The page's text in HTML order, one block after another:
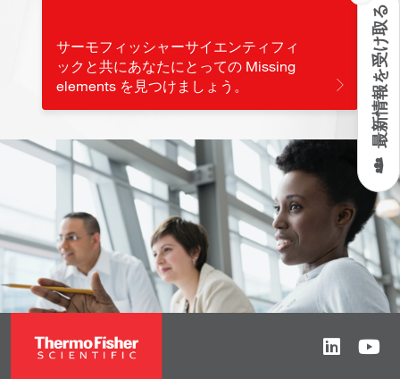
最新情報を受け取る
サーモフィッシャーサイエンティフィ
ックと共にあなたにとっての Missing
elements を見つけましょう。